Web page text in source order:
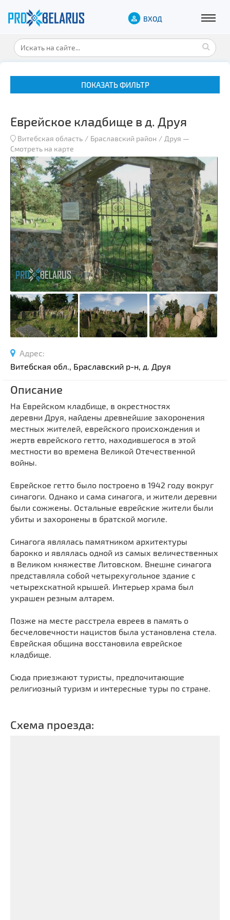
ВХОД
ПОКАЗАТЬ ФИЛЬТР
Музеи
Замки и дворцы
Военная история
Гражданская архитектура
Спортивные сооружения
Производства
Ратуши
Родовые усадьбы
Садово-парковая архитектура
Национальные парки и заказники
Озера и водоемы
Памятники археологии
Памятники природы
Памятники известным людям
Церкви
Монастыри
Костелы
Мечети
Синагоги
Часовни
Кирхи
Культурные центры
Галереи
Концертные залы
Выберите населенный пункт
Выберите направление
Еврейское кладбище в д. Друя
Витебская область Браславский район Друя —
Смотреть на карте
Адрес:
Витебская обл., Браславский р-н, д. Друя
Описание
На Еврейском кладбище, в окрестностях
деревни Друя, найдены древнейшие захоронения
местных жителей, еврейского происхождения и
жертв еврейского гетто, находившегося в этой
местности во времена Великой Отечественной
войны.
Еврейское гетто было построено в 1942 году вокруг
синагоги. Однако и сама синагога, и жители деревни
были сожжены. Остальные еврейские жители были
убиты и захоронены в братской могиле.
Синагога являлась памятником архитектуры
барокко и являлась одной из самых величественных
в Великом княжестве Литовском. Внешне синагога
представляла собой четырехугольное здание с
четырехскатной крышей. Интерьер храма был
украшен резным алтарем.
Позже на месте расстрела евреев в память о
бесчеловечности нацистов была установлена стела.
Еврейская община восстановила еврейское
кладбище.
Сюда приезжают туристы, предпочитающие
религиозный туризм и интересные туры по стране.
Схема проезда: